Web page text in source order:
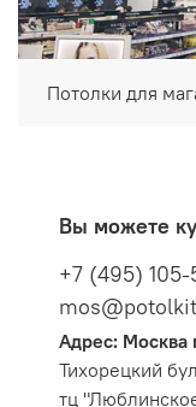
Потолки для
Вы можете
+7 (495)
Адрес:
Тихорецкий
тц